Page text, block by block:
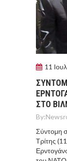
11
ΣΤΟ
By:
Σύντομη
Τρίτης